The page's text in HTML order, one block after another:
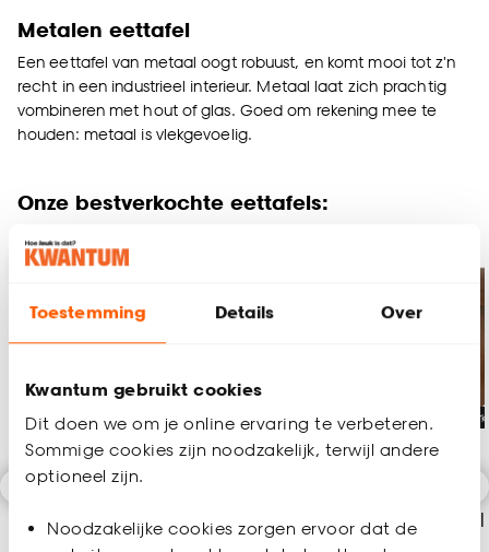
Toestemming Details Over
Kwantum gebruikt cookies
Dit doen we om je online ervaring te verbeteren.
Sommige cookies zijn noodzakelijk, terwijl andere
optioneel zijn.
Noodzakelijke cookies zorgen ervoor dat de
Metalen eettafel
Een eettafel van metaal oogt robuust, en komt mooi tot z'n
recht in een industrieel interieur. Metaal laat zich prachtig
vombineren met hout of glas. Goed om rekening mee te
houden: metaal is vlekgevoelig.
Onze bestverkochte eettafels:
Eettafel Ferrara
Walnootlook
Alleen Online
Naturel
Tijdelijk
Bruin